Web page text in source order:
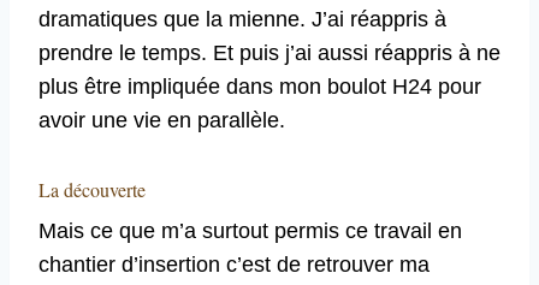
dramatiques que la mienne. J’ai réappris à
prendre le temps. Et puis j’ai aussi réappris à ne
plus être impliquée dans mon boulot H24 pour
avoir une vie en parallèle.
La découverte
Mais ce que m’a surtout permis ce travail en
chantier d’insertion c’est de retrouver ma